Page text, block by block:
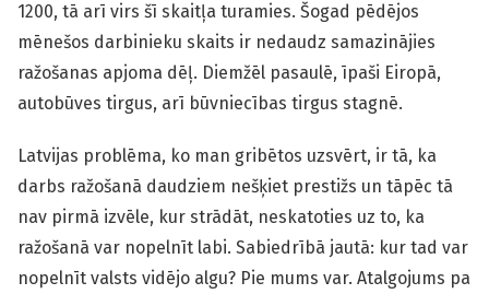
1200, tā arī virs šī skaitļa turamies. Šogad pēdējos
mēnešos darbinieku skaits ir nedaudz samazinājies
ražošanas apjoma dēļ. Diemžēl pasaulē, īpaši Eiropā,
autobūves tirgus, arī būvniecības tirgus stagnē.
Latvijas problēma, ko man gribētos uzsvērt, ir tā, ka
darbs ražošanā daudziem nešķiet prestižs un tāpēc tā
nav pirmā izvēle, kur strādāt, neskatoties uz to, ka
ražošanā var nopelnīt labi. Sabiedrībā jautā: kur tad var
nopelnīt valsts vidējo algu? Pie mums var. Atalgojums pa